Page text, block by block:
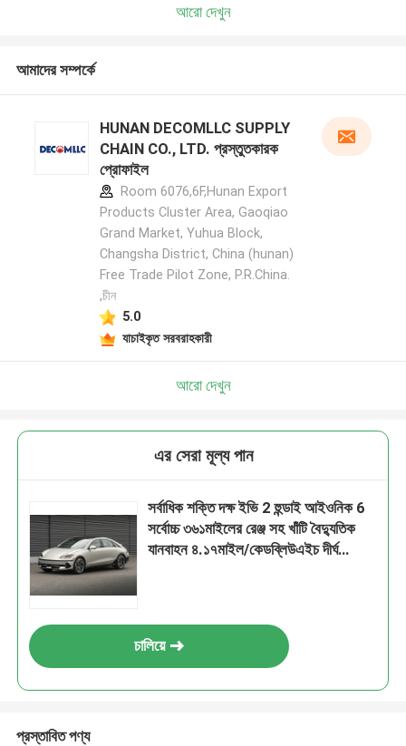
আরো দেখুন
আমাদের সম্পর্কে
HUNAN DECOMLLC SUPPLY
CHAIN CO., LTD. প্রস্তুতকারক
প্রোফাইল
Room 6076,6F,Hunan Export
Products Cluster Area, Gaoqiao
Grand Market, Yuhua Block,
Changsha District, China (hunan)
Free Trade Pilot Zone, P.R.China.
,চীন
5.0
যাচাইকৃত সরবরাহকারী
আরো দেখুন
এর সেরা মূল্য পান
সর্বাধিক শক্তি দক্ষ ইভি 2 হুন্ডাই আইওনিক 6
সর্বোচ্চ ৩৬১মাইলের রেঞ্জ সহ খাঁটি বৈদ্যুতিক
যানবাহন ৪.১৭মাইল/কেডব্লিউএইচ দীর্ঘ
চালিয়ে
প্রস্তাবিত পণ্য